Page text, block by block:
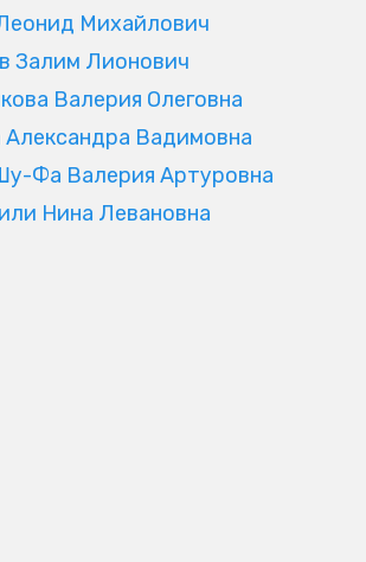
Михайлович
Залим Лионович
Валерия Олеговна
Александра Вадимовна
Фа Валерия Артуровна
Нина Левановна